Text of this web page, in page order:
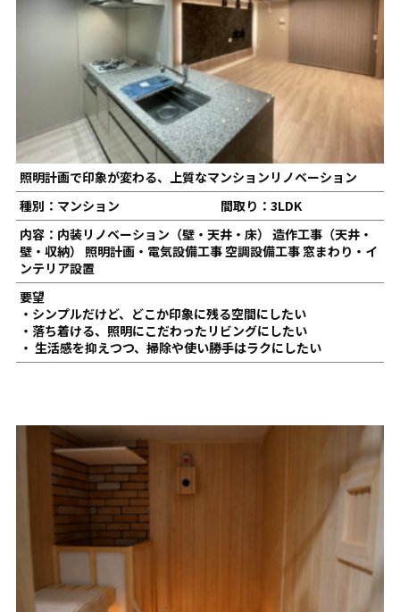
照明計画で印象が変わる、上質なマンションリノベーション
種別：マンション
間取り：3LDK
内容：内装リノベーション（壁・天井・床） 造作工事（天井・
壁・収納） 照明計画・電気設備工事 空調設備工事 窓まわり・イ
ンテリア設置
要望
・シンプルだけど、どこか印象に残る空間にしたい
・落ち着ける、照明にこだわったリビングにしたい
・ 生活感を抑えつつ、掃除や使い勝手はラクにしたい